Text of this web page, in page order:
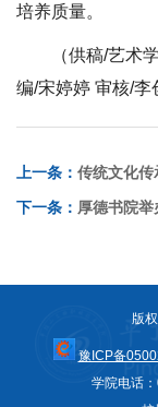
培养质量。
（供稿/艺术
编/宋婷婷 审核/李
上一条： 传统文化传
下一条： 厚德书院
版
豫ICP备
学院电话